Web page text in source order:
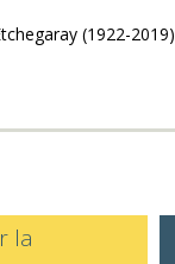
(1922-2019)
la